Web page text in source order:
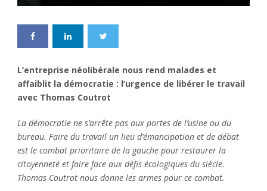
L’entreprise néolibérale nous rend malades et
affaiblit la démocratie : l’urgence de libérer le travail
avec Thomas Coutrot
La démocratie ne s’arrête pas aux portes de l’usine ou du
bureau. Faire du travail un lieu d’émancipation et de débat
est le combat prioritaire de la gauche pour restaurer la
citoyenneté et faire face aux défis écologiques du siècle.
Thomas Coutrot nous donne les armes pour ce combat.